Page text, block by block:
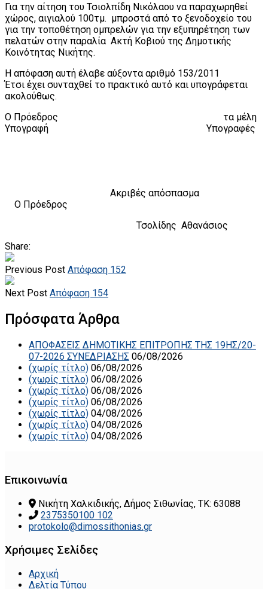
Για την αίτηση του Τσιολπίδη Νικόλαου να παραχωρηθεί
χώρος, αιγιαλού 100τμ. μπροστά από το ξενοδοχείο του
για την τοποθέτηση ομπρελών για την εξυπηρέτηση των
πελατών στην παραλία Ακτή Κοβιού της Δημοτικής
Κοινότητας Νικήτης.
Η απόφαση αυτή έλαβε αύξοντα αριθμό 153/2011
Έτσι έχει συνταχθεί το πρακτικό αυτό και υπογράφεται
ακολούθως.
Ο Πρόεδρος τα μέλη
Υπογραφή Υπογραφές
Ακριβές απόσπασμα
Ο Πρόεδρος
Τσολίδης Αθανάσιος
Share:
Previous Post Απόφαση 152
Next Post Απόφαση 154
Πρόσφατα Άρθρα
ΑΠΟΦΑΣΕΙΣ ΔΗΜΟΤΙΚΗΣ ΕΠΙΤΡΟΠΗΣ ΤΗΣ 19ΗΣ/20-
07-2026 ΣΥΝΕΔΡΙΑΣΗΣ 06/08/2026
(χωρίς τίτλο) 06/08/2026
(χωρίς τίτλο) 06/08/2026
(χωρίς τίτλο) 06/08/2026
(χωρίς τίτλο) 06/08/2026
(χωρίς τίτλο) 04/08/2026
(χωρίς τίτλο) 04/08/2026
(χωρίς τίτλο) 04/08/2026
Επικοινωνία
Νικήτη Χαλκιδικής, Δήμος Σιθωνίας, ΤΚ: 63088
2375350100 102
protokolo@dimossithonias.gr
Χρήσιμες Σελίδες
Αρχική
Δελτία Τύπου